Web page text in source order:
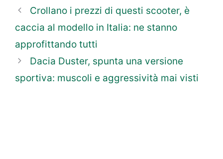
Crollano i prezzi di questi scooter, è
caccia al modello in Italia: ne stanno
approfittando tutti
Dacia Duster, spunta una versione
sportiva: muscoli e aggressività mai visti